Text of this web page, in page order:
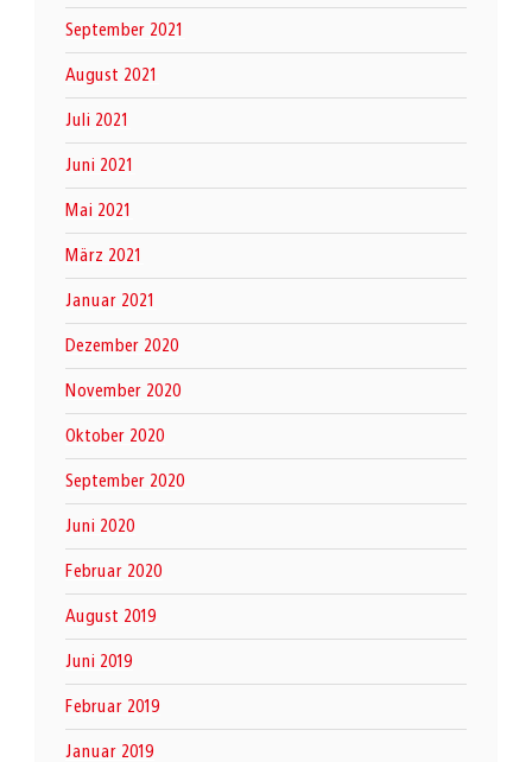
September 2021
August 2021
Juli 2021
Juni 2021
Mai 2021
März 2021
Januar 2021
Dezember 2020
November 2020
Oktober 2020
September 2020
Juni 2020
Februar 2020
August 2019
Juni 2019
Februar 2019
Januar 2019